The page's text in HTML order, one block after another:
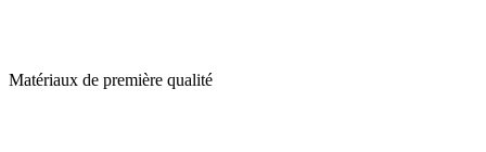
Matériaux de première qualité